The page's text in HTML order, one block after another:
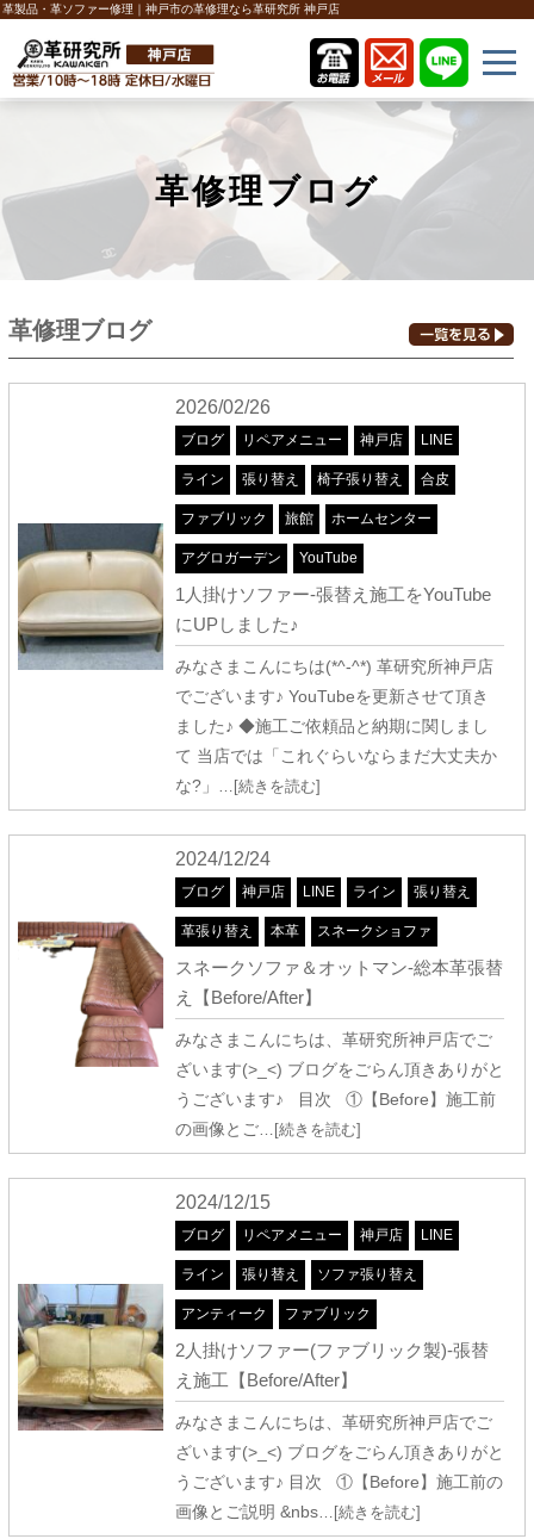
革製品・革ソファー修理｜神戸市の革修理なら革研究所 神戸店
革修理ブログ
革修理ブログ
2026/02/26
ブログ リペアメニュー 神戸店 LINE
ライン 張り替え 椅子張り替え 合皮
ファブリック 旅館 ホームセンター
アグロガーデン YouTube
1人掛けソファー-張替え施工をYouTube
にUPしました♪
みなさまこんにちは(*^-^*) 革研究所神戸店
でございます♪ YouTubeを更新させて頂き
ました♪ ◆施工ご依頼品と納期に関しまし
て 当店では「これぐらいならまだ大丈夫か
な?」 …[続きを読む]
2024/12/24
ブログ 神戸店 LINE ライン 張り替え
革張り替え 本革 スネークショファ
スネークソファ＆オットマン-総本革張替
え【Before/After】
みなさまこんにちは、革研究所神戸店でご
ざいます(>_<) ブログをごらん頂きありがと
うございます♪ 目次 ①【Before】施工前
の画像とご…[続きを読む]
2024/12/15
ブログ リペアメニュー 神戸店 LINE
ライン 張り替え ソファ張り替え
アンティーク ファブリック
2人掛けソファー(ファブリック製)-張替
え施工【Before/After】
みなさまこんにちは、革研究所神戸店でご
ざいます(>_<) ブログをごらん頂きありがと
うございます♪ 目次 ①【Before】施工前の
画像とご説明 &nbs…[続きを読む]